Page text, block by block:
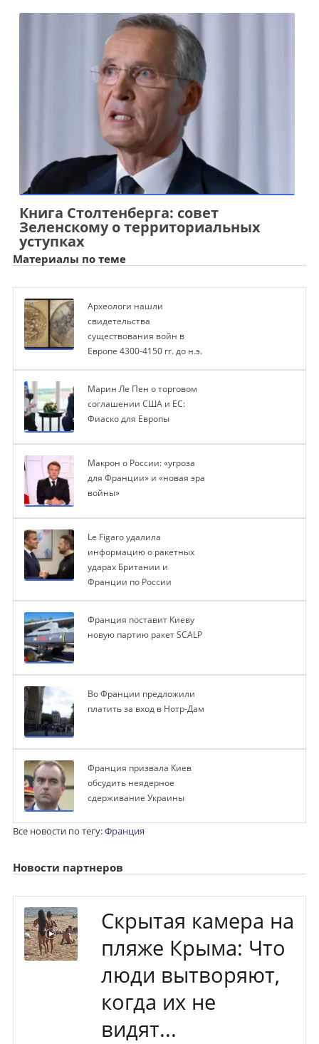
Книга Столтенберга: совет
Зеленскому о территориальных
уступках
Материалы по теме
Археологи нашли
свидетельства
существования войн в
Европе 4300-4150 гг. до н.э.
Марин Ле Пен о торговом
соглашении США и ЕС:
Фиаско для Европы
Макрон о России: «угроза
для Франции» и «новая эра
войны»
Le Figaro удалила
информацию о ракетных
ударах Британии и
Франции по России
Франция поставит Киеву
новую партию ракет SCALP
Во Франции предложили
платить за вход в Нотр-Дам
Франция призвала Киев
обсудить неядерное
сдерживание Украины
Все новости по тегу:Франция
Новости партнеров
Скрытая камера на
пляже Крыма: Что
люди вытворяют,
когда их не
видят...